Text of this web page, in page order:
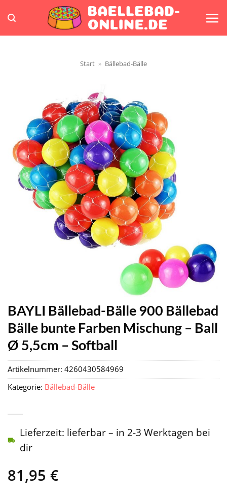
Inhalt
springen
Start » Bällebad-Bälle
BAYLI Bällebad-Bälle 900 Bällebad
Bälle bunte Farben Mischung – Ball
Ø 5,5cm – Softball
81,95 €
Lieferzeit: lieferbar – in 2-3 Werktagen bei
dir
Artikelnummer: 4260430584969
Kategorie: Bällebad-Bälle